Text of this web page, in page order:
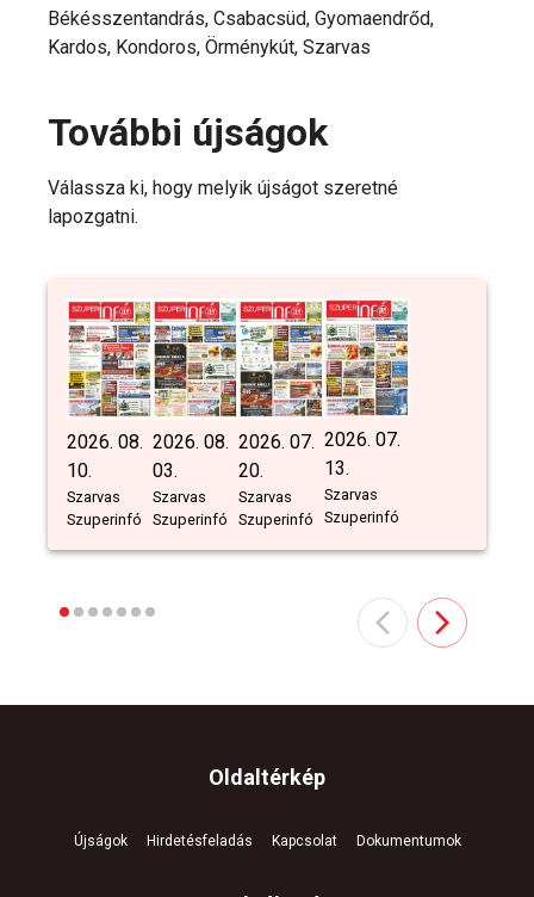
Békésszentandrás, Csabacsüd, Gyomaendrőd,
Kardos, Kondoros, Örménykút, Szarvas
További újságok
Válassza ki, hogy melyik újságot szeretné
lapozgatni.
2026. 08.
10.
Szarvas
Szuperinfó
2026. 08.
03.
Szarvas
Szuperinfó
2026. 07.
20.
Szarvas
Szuperinfó
2026. 07.
13.
Szarvas
Szuperinfó
Oldaltérkép
Újságok Hirdetésfeladás Kapcsolat Dokumentumok